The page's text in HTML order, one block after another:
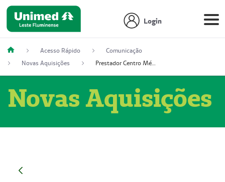
Login
Acesso Rápido
Comunicação
Novas Aquisições
Prestador Centro Médico Vitória Ltda, 51004350-4: Centro Médico Vitória Ltda (Nome Fantasia: Policlínica Master)
Novas Aquisições